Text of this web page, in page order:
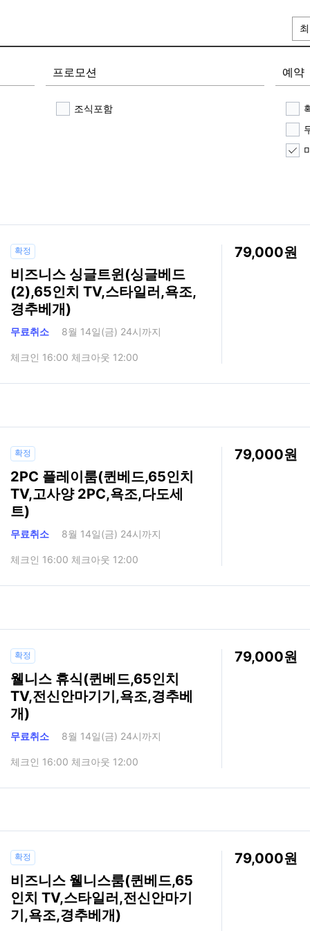
프로모션
조식포함
예약
확정
비즈니스 싱글트윈(싱글베드
(2),65인치 TV,스타일러,욕조,
경추베개)
무료취소 8월 14일(금) 24시까지
체크인 16:00 체크아웃 12:00
79,000
확정
2PC 플레이룸(퀸베드,65인치
TV,고사양 2PC,욕조,다도세
트)
무료취소 8월 14일(금) 24시까지
체크인 16:00 체크아웃 12:00
79,000
확정
웰니스 휴식(퀸베드,65인치
TV,전신안마기기,욕조,경추베
개)
무료취소 8월 14일(금) 24시까지
체크인 16:00 체크아웃 12:00
79,000
확정
비즈니스 웰니스룸(퀸베드,65
인치 TV,스타일러,전신안마기
기,욕조,경추베개)
79,000